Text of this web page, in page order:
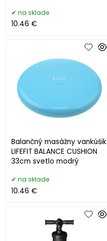
na sklade
10.46 €
Balančný masážny vankúšik
LIFEFIT BALANCE CUSHION
33cm svetlo modrý
na sklade
10.46 €